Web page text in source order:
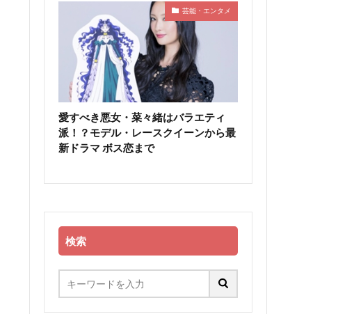
芸能・エンタメ
愛すべき悪女・菜々緒はバラエティ
派！？モデル・レースクイーンから最
新ドラマ ボス恋まで
検索